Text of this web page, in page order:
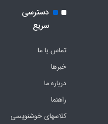
دسترسی
سریع
تماس با ما
خبرها
درباره ما
راهنما
کلاسهای خوشنویسی